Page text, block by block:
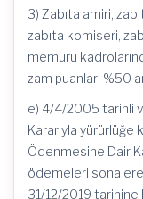
3) Zabıta amiri,
zabıta komiseri,
memuru
zam puanları %50
e) 4/4/2005 tarihli
Kararıyla
Ödenmesine Dair
ödemeleri sona
31/12/2019